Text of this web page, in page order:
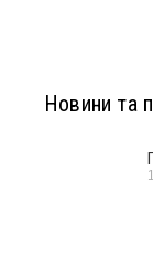
Новини та